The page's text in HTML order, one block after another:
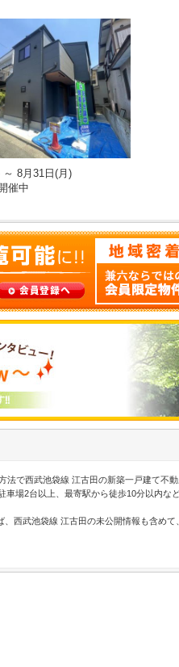
～ 8月31日(月)
催中
で西武池袋線 江古田の新築一戸建て不動
場2台以上、最寄駅から徒歩10分以内な
西武池袋線 江古田の未公開情報も含め